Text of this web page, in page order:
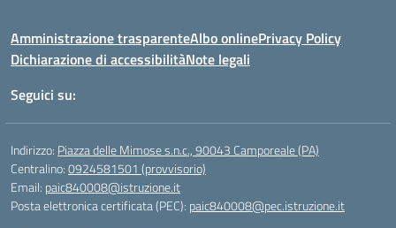
Amministrazione trasparenteAlbo onlinePrivacy Policy
Dichiarazione di accessibilitàNote legali
Seguici su:
Indirizzo: Piazza delle Mimose s.n.c., 90043 Camporeale (PA)
Centralino:0924581501 (provvisorio)
Email: paic840008@istruzione.it
Posta elettronica certificata (PEC): paic840008@pec.istruzione.it